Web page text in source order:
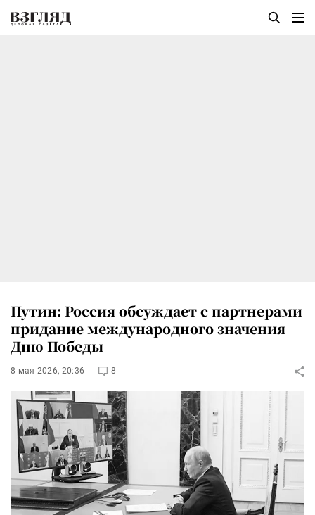
Путин: Россия обсуждает с партнерами
придание международного значения
Дню Победы
8 мая 2026, 20:36 8